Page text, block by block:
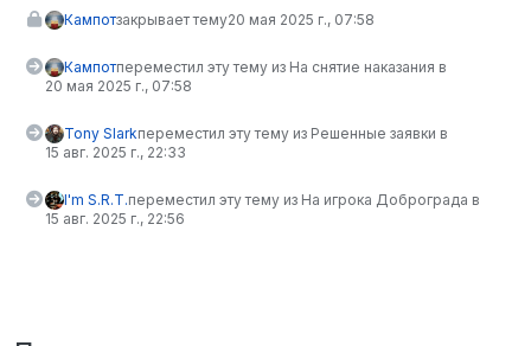
Кампотзакрывает тему20 мая 2025 г., 07:58
Кампотпереместил эту тему из На снятие наказания в
20 мая 2025 г., 07:58
Tony Slarkпереместил эту тему из Решенные заявки в
15 авг. 2025 г., 22:33
I'm S.R.T.переместил эту тему из На игрока Доброграда в
15 авг. 2025 г., 22:56